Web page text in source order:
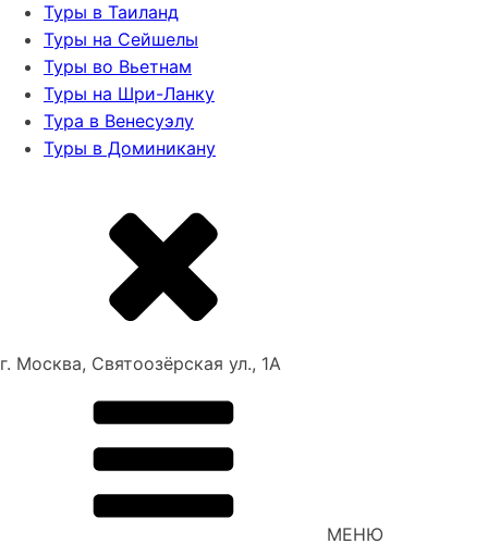
Туры в Таиланд
Туры на Сейшелы
Туры во Вьетнам
Туры на Шри-Ланку
Тура в Венесуэлу
Туры в Доминикану
г. Москва, Святоозёрская ул., 1А
МЕНЮ